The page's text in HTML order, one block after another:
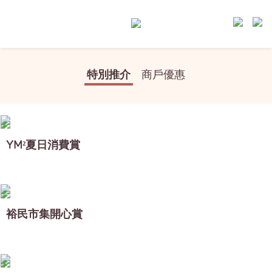
特別推介 商戶優惠
YM²夏日消費賞
裕民市集開心賞